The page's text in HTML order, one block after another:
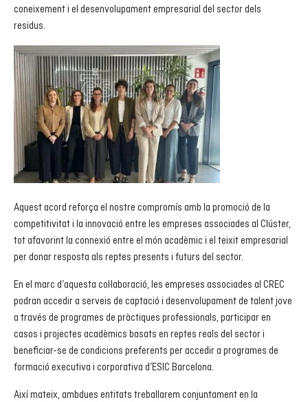
coneixement i el desenvolupament empresarial del sector dels
residus.
Aquest acord reforça el nostre compromís amb la promoció de la
competitivitat i la innovació entre les empreses associades al Clúster,
tot afavorint la connexió entre el món acadèmic i el teixit empresarial
per donar resposta als reptes presents i futurs del sector.
En el marc d’aquesta col·laboració, les empreses associades al CREC
podran accedir a serveis de captació i desenvolupament de talent jove
a través de programes de pràctiques professionals, participar en
casos i projectes acadèmics basats en reptes reals del sector i
beneficiar-se de condicions preferents per accedir a programes de
formació executiva i corporativa d’ESIC Barcelona.
Així mateix, ambdues entitats treballarem conjuntament en la